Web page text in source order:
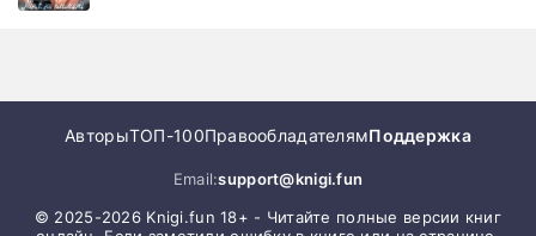
АвторыТОП-100ПравообладателямПоддержка
Email:support@knigi.fun
© 2025-2026 Knigi.fun 18+ - Читайте полные версии книг